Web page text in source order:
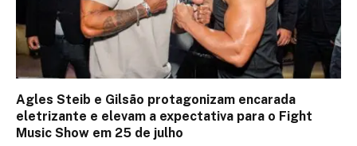
Agles Steib e Gilsão protagonizam encarada
eletrizante e elevam a expectativa para o Fight
Music Show em 25 de julho